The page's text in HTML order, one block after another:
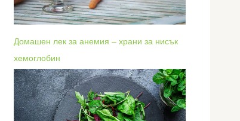
Домашен лек за анемия – храни за нисък
хемоглобин